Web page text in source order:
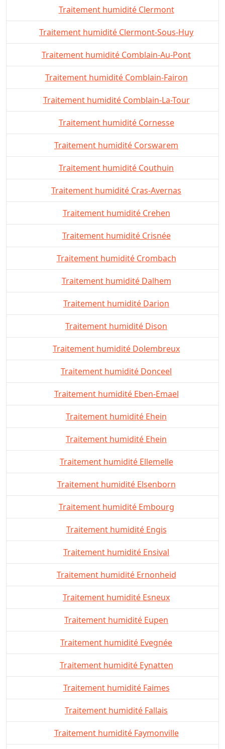
Traitement humidité Clermont
Traitement humidité Clermont-Sous-Huy
Traitement humidité Comblain-Au-Pont
Traitement humidité Comblain-Fairon
Traitement humidité Comblain-La-Tour
Traitement humidité Cornesse
Traitement humidité Corswarem
Traitement humidité Couthuin
Traitement humidité Cras-Avernas
Traitement humidité Crehen
Traitement humidité Crisnée
Traitement humidité Crombach
Traitement humidité Dalhem
Traitement humidité Darion
Traitement humidité Dison
Traitement humidité Dolembreux
Traitement humidité Donceel
Traitement humidité Eben-Emael
Traitement humidité Ehein
Traitement humidité Ehein
Traitement humidité Ellemelle
Traitement humidité Elsenborn
Traitement humidité Embourg
Traitement humidité Engis
Traitement humidité Ensival
Traitement humidité Ernonheid
Traitement humidité Esneux
Traitement humidité Eupen
Traitement humidité Evegnée
Traitement humidité Eynatten
Traitement humidité Faimes
Traitement humidité Fallais
Traitement humidité Faymonville